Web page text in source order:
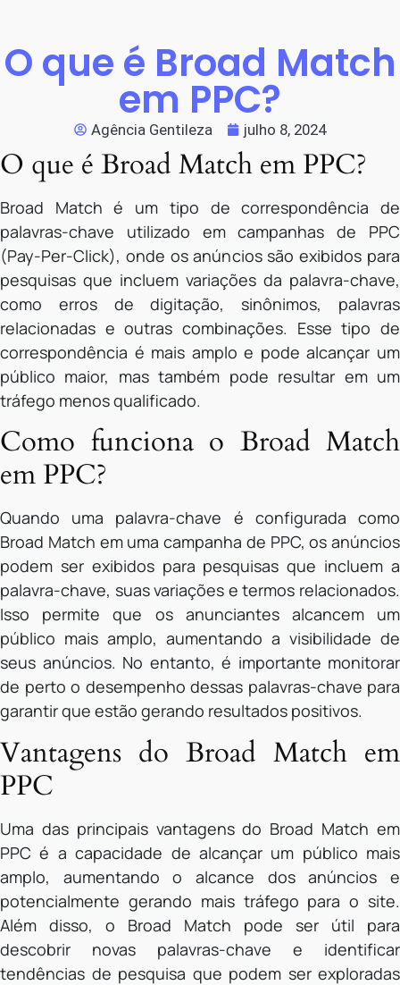
O que é Broad Match
em PPC?
Agência Gentileza julho 8, 2024
O que é Broad Match em PPC?
Broad Match é um tipo de correspondência de
palavras-chave utilizado em campanhas de PPC
(Pay-Per-Click), onde os anúncios são exibidos para
pesquisas que incluem variações da palavra-chave,
como erros de digitação, sinônimos, palavras
relacionadas e outras combinações. Esse tipo de
correspondência é mais amplo e pode alcançar um
público maior, mas também pode resultar em um
tráfego menos qualificado.
Como funciona o Broad Match
em PPC?
Quando uma palavra-chave é configurada como
Broad Match em uma campanha de PPC, os anúncios
podem ser exibidos para pesquisas que incluem a
palavra-chave, suas variações e termos relacionados.
Isso permite que os anunciantes alcancem um
público mais amplo, aumentando a visibilidade de
seus anúncios. No entanto, é importante monitorar
de perto o desempenho dessas palavras-chave para
garantir que estão gerando resultados positivos.
Vantagens do Broad Match em
PPC
Uma das principais vantagens do Broad Match em
PPC é a capacidade de alcançar um público mais
amplo, aumentando o alcance dos anúncios e
potencialmente gerando mais tráfego para o site.
Além disso, o Broad Match pode ser útil para
descobrir novas palavras-chave e identificar
tendências de pesquisa que podem ser exploradas